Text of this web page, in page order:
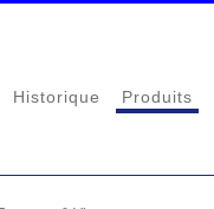
Historique Produits